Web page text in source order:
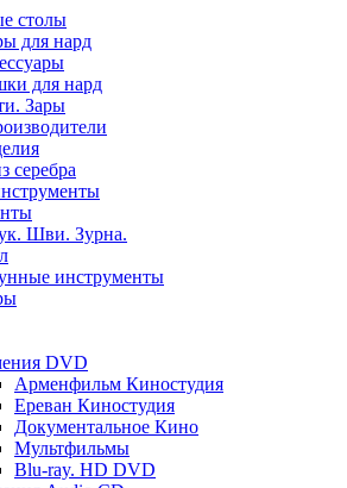
столы
для нард
для нард
Зары
серебра
Шви. Зурна.
инструменты
DVD
Арменфильм Киностудия
Ереван Киностудия
Документальное Кино
Мультфильмы
Blu-ray. HD DVD